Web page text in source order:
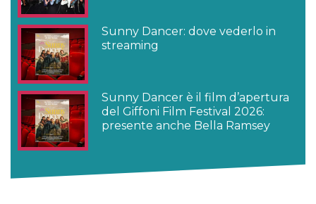
Sunny Dancer: dove vederlo in
streaming
Sunny Dancer è il film d’apertura
del Giffoni Film Festival 2026:
presente anche Bella Ramsey